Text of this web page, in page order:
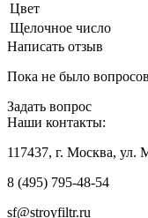
Цвет
Щелочное число
Написать отзыв
Пока не было
Задать вопрос
Наши контакты:
117437, г. Москва, ул.
8 (495) 795-48-54
sf@stroyfiltr.ru